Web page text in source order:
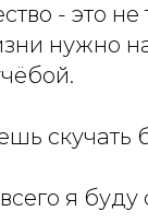
- это
нужно
скучать
я буду